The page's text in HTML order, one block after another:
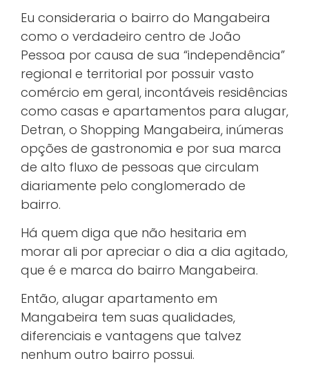
Eu consideraria o bairro do Mangabeira
como o verdadeiro centro de João
Pessoa por causa de sua “independência”
regional e territorial por possuir vasto
comércio em geral, incontáveis residências
como casas e apartamentos para alugar,
Detran, o Shopping Mangabeira, inúmeras
opções de gastronomia e por sua marca
de alto fluxo de pessoas que circulam
diariamente pelo conglomerado de
bairro.
Há quem diga que não hesitaria em
morar ali por apreciar o dia a dia agitado,
que é e marca do bairro Mangabeira.
Então, alugar apartamento em
Mangabeira tem suas qualidades,
diferenciais e vantagens que talvez
nenhum outro bairro possui.